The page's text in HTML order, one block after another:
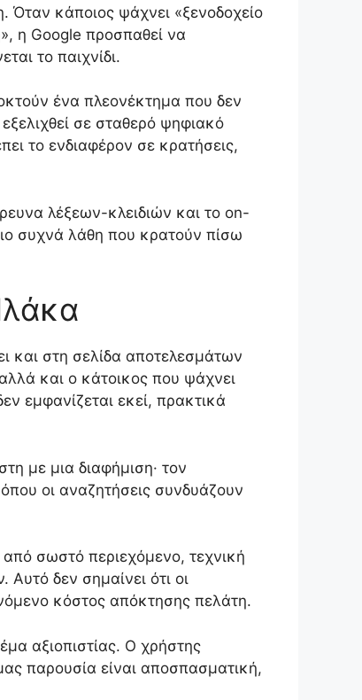
Όταν κάποιος ψάχνει «ξενοδοχείο
η Google προσπαθεί να
το παιχνίδι.
ένα πλεονέκτημα που δεν
σε σταθερό ψηφιακό
το ενδιαφέρον σε κρατήσεις,
λέξεων-κλειδιών και το on-
συχνά λάθη που κρατούν πίσω
και στη σελίδα αποτελεσμάτων
και ο κάτοικος που ψάχνει
εμφανίζεται εκεί, πρακτικά
με μια διαφήμιση· τον
οι αναζητήσεις συνδυάζουν
σωστό περιεχόμενο, τεχνική
δεν σημαίνει ότι οι
κόστος απόκτησης πελάτη.
αξιοπιστίας. Ο χρήστης
παρουσία είναι αποσπασματική,